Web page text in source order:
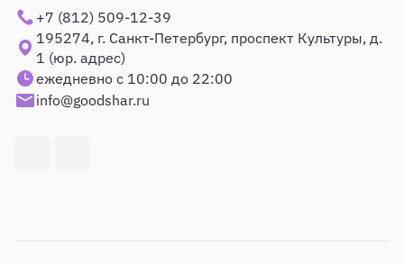
+7 (812) 509-12-39
195274, г. Санкт-Петербург, проспект Культуры, д.
1 (юр. адрес)
ежедневно с 10:00 до 22:00
info@goodshar.ru